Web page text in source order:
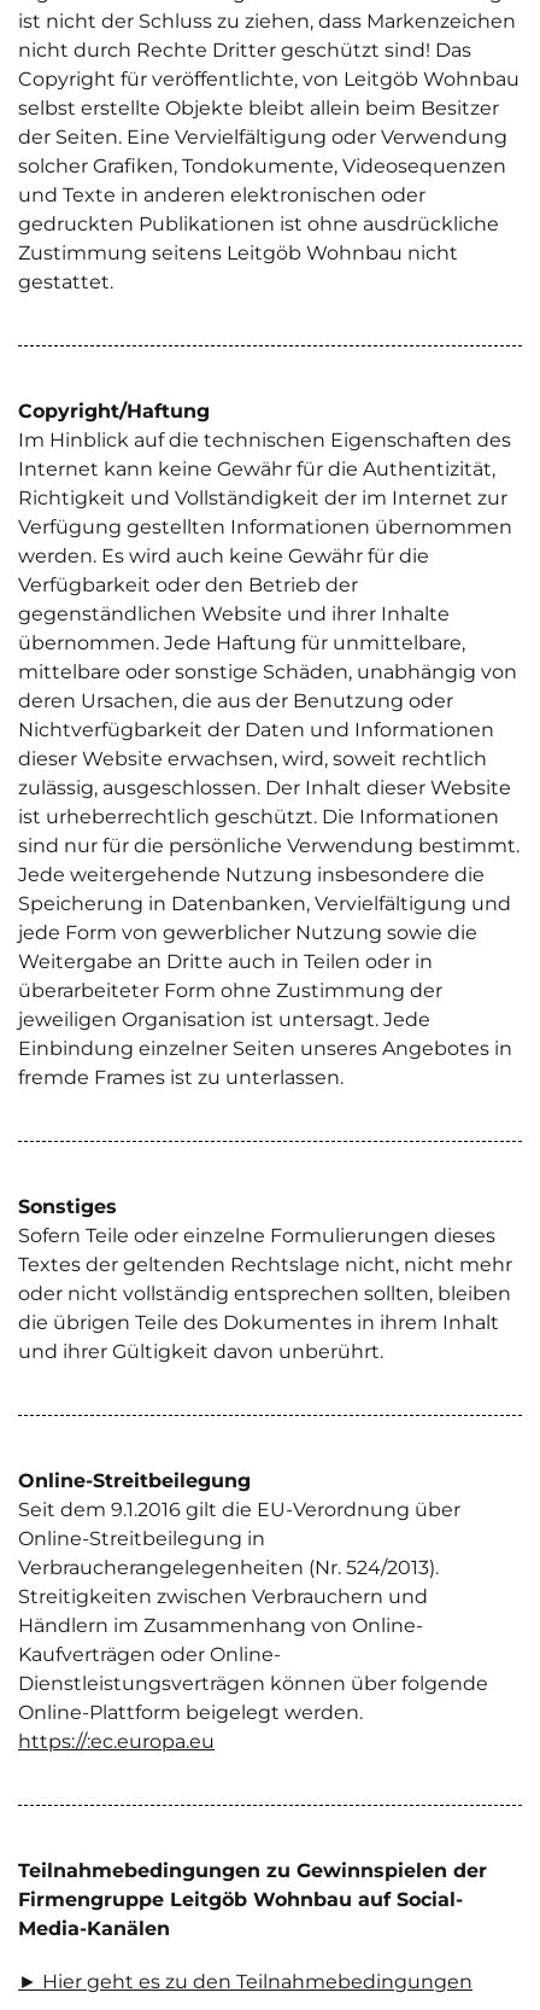
ist nicht der Schluss zu ziehen, dass Markenzeichen
nicht durch Rechte Dritter geschützt sind! Das
Copyright für veröffentlichte, von Leitgöb Wohnbau
selbst erstellte Objekte bleibt allein beim Besitzer
der Seiten. Eine Vervielfältigung oder Verwendung
solcher Grafiken, Tondokumente, Videosequenzen
und Texte in anderen elektronischen oder
gedruckten Publikationen ist ohne ausdrückliche
Zustimmung seitens Leitgöb Wohnbau nicht
gestattet.
Copyright/Haftung
Im Hinblick auf die technischen Eigenschaften des
Internet kann keine Gewähr für die Authentizität,
Richtigkeit und Vollständigkeit der im Internet zur
Verfügung gestellten Informationen übernommen
werden. Es wird auch keine Gewähr für die
Verfügbarkeit oder den Betrieb der
gegenständlichen Website und ihrer Inhalte
übernommen. Jede Haftung für unmittelbare,
mittelbare oder sonstige Schäden, unabhängig von
deren Ursachen, die aus der Benutzung oder
Nichtverfügbarkeit der Daten und Informationen
dieser Website erwachsen, wird, soweit rechtlich
zulässig, ausgeschlossen. Der Inhalt dieser Website
ist urheberrechtlich geschützt. Die Informationen
sind nur für die persönliche Verwendung bestimmt.
Jede weitergehende Nutzung insbesondere die
Speicherung in Datenbanken, Vervielfältigung und
jede Form von gewerblicher Nutzung sowie die
Weitergabe an Dritte auch in Teilen oder in
überarbeiteter Form ohne Zustimmung der
jeweiligen Organisation ist untersagt. Jede
Einbindung einzelner Seiten unseres Angebotes in
fremde Frames ist zu unterlassen.
Sonstiges
Sofern Teile oder einzelne Formulierungen dieses
Textes der geltenden Rechtslage nicht, nicht mehr
oder nicht vollständig entsprechen sollten, bleiben
die übrigen Teile des Dokumentes in ihrem Inhalt
und ihrer Gültigkeit davon unberührt.
Online-Streitbeilegung
Seit dem 9.1.2016 gilt die EU-Verordnung über
Online-Streitbeilegung in
Verbraucherangelegenheiten (Nr. 524/2013).
Streitigkeiten zwischen Verbrauchern und
Händlern im Zusammenhang von Online-
Kaufverträgen oder Online-
Dienstleistungsverträgen können über folgende
Online-Plattform beigelegt werden.
https://:ec.europa.eu
Teilnahmebedingungen zu Gewinnspielen der
Firmengruppe Leitgöb Wohnbau auf Social-
Media-Kanälen
► Hier geht es zu den Teilnahmebedingungen